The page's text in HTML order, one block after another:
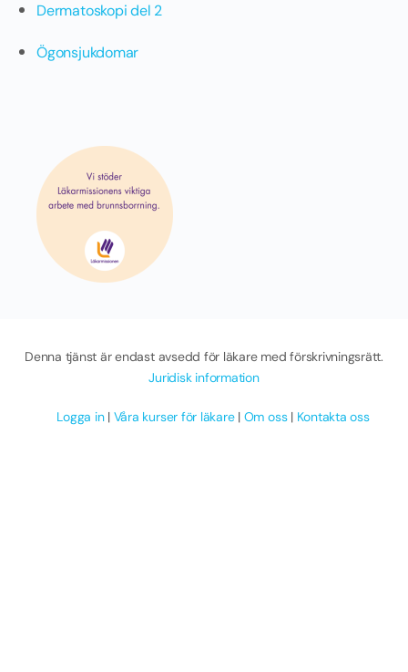
Dermatoskopi del 2
Ögonsjukdomar
Denna tjänst är endast avsedd för läkare med förskrivningsrätt.
Juridisk information
Logga in| Våra kurser för läkare| Om oss| Kontakta oss